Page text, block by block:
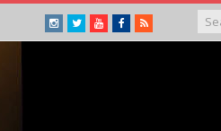
Instagram
TwitterYoutubeFacebook
RSS